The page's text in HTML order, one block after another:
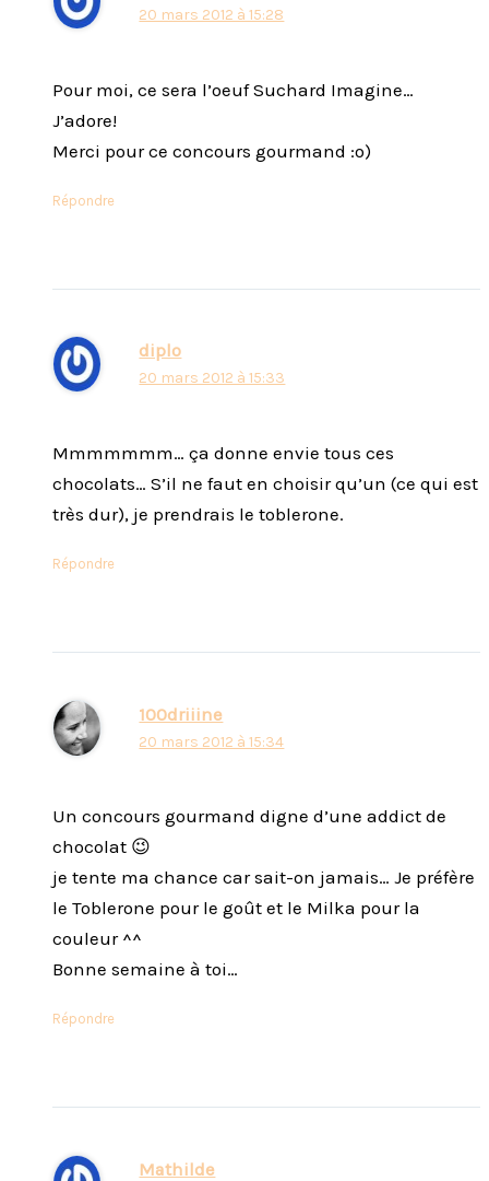
20 mars 2012 à 15:28
Pour moi, ce sera l’oeuf Suchard Imagine…
J’adore!
Merci pour ce concours gourmand :o)
Répondre
diplo
20 mars 2012 à 15:33
Mmmmmmm… ça donne envie tous ces
chocolats… S’il ne faut en choisir qu’un (ce qui est
très dur), je prendrais le toblerone.
Répondre
100driiine
20 mars 2012 à 15:34
Un concours gourmand digne d’une addict de
chocolat 😉
je tente ma chance car sait-on jamais… Je préfère
le Toblerone pour le goût et le Milka pour la
couleur ^^
Bonne semaine à toi…
Répondre
Mathilde